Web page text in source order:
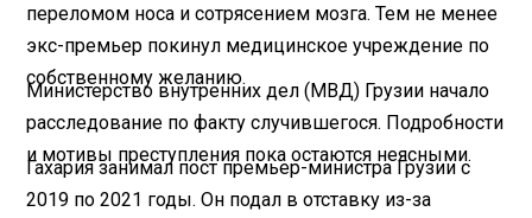
переломом носа и сотрясением мозга. Тем не менее
экс-премьер покинул медицинское учреждение по
собственному желанию.
Министерство внутренних дел (МВД) Грузии начало
расследование по факту случившегося. Подробности
и мотивы преступления пока остаются неясными.
Гахария занимал пост премьер-министра Грузии с
2019 по 2021 годы. Он подал в отставку из-за